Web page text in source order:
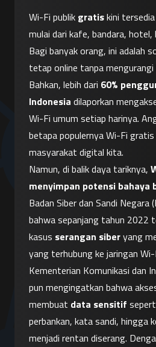
Wi-Fi publik gratis kini
mulai dari kafe, bandara,
Bagi banyak orang, ini adalah
tetap online tanpa
Bahkan, lebih dari 60%
Indonesia dilaporkan
Wi-Fi umum setiap harinya.
betapa populernya Wi-Fi gratis
masyarakat digital kita.
Namun, di balik daya tariknya,
menyimpan potensi bahaya
Badan Siber dan Sandi Negara
bahwa sepanjang tahun 2022
kasus serangan siber yang
yang terhubung ke jaringan Wi-
Kementerian Komunikasi dan
pun mengingatkan bahwa
membuat data sensitif
perbankan, kata sandi, hingga
menjadi rentan diserang.